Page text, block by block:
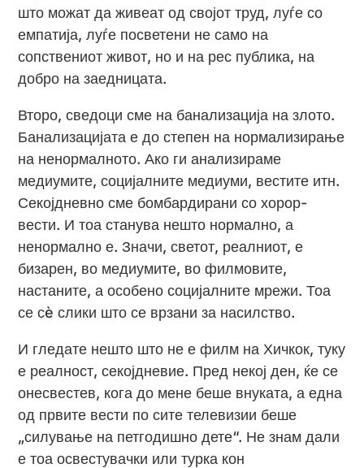
што можат да живеат од својот труд, луѓе со
емпатија, луѓе посветени не само на
сопствениот живот, но и на рес публика, на
добро на заедницата.
Второ, сведоци сме на банализација на злото.
Банализацијата е до степен на нормализирање
на ненормалното. Ако ги анализираме
медиумите, социјалните медиуми, вестите итн.
Секојдневно сме бомбардирани со хорор-
вести. И тоа станува нешто нормално, а
ненормално е. Значи, светот, реалниот, е
бизарен, во медиумите, во филмовите,
настаните, а особено социјалните мрежи. Тоа
се сè слики што се врзани за насилство.
И гледате нешто што не е филм на Хичкок, туку
е реалност, секојдневие. Пред некој ден, ќе се
онесвестев, кога до мене беше внуката, а една
од првите вести по сите телевизии беше
„силување на петгодишно дете“. Не знам дали
е тоа освестувачки или турка кон